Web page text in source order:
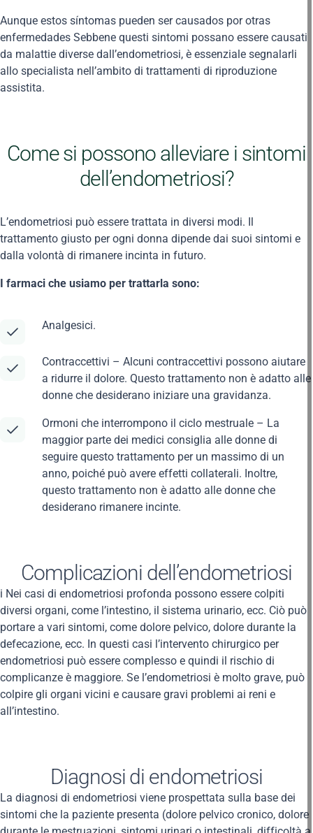
Aunque estos síntomas pueden ser causados por otras
enfermedades Sebbene questi sintomi possano essere causati
da malattie diverse dall’endometriosi, è essenziale segnalarli
allo specialista nell’ambito di trattamenti di riproduzione
assistita.
Come si possono alleviare i sintomi
dell’endometriosi?
L’endometriosi può essere trattata in diversi modi. Il
trattamento giusto per ogni donna dipende dai suoi sintomi e
dalla volontà di rimanere incinta in futuro.
I farmaci che usiamo per trattarla sono:
Analgesici.
Contraccettivi – Alcuni contraccettivi possono aiutare
a ridurre il dolore. Questo trattamento non è adatto alle
donne che desiderano iniziare una gravidanza.
Ormoni che interrompono il ciclo mestruale – La
maggior parte dei medici consiglia alle donne di
seguire questo trattamento per un massimo di un
anno, poiché può avere effetti collaterali. Inoltre,
questo trattamento non è adatto alle donne che
desiderano rimanere incinte.
Complicazioni dell’endometriosi
i Nei casi di endometriosi profonda possono essere colpiti
diversi organi, come l’intestino, il sistema urinario, ecc. Ciò può
portare a vari sintomi, come dolore pelvico, dolore durante la
defecazione, ecc. In questi casi l’intervento chirurgico per
endometriosi può essere complesso e quindi il rischio di
complicanze è maggiore. Se l’endometriosi è molto grave, può
colpire gli organi vicini e causare gravi problemi ai reni e
all’intestino.
Diagnosi di endometriosi
La diagnosi di endometriosi viene prospettata sulla base dei
sintomi che la paziente presenta (dolore pelvico cronico, dolore